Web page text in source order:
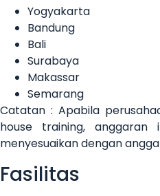
Yogyakarta
Bandung
Bali
Surabaya
Makassar
Semarang
Catatan : Apabila
house training, anggaran
menyesuaikan dengan
Fasilitas